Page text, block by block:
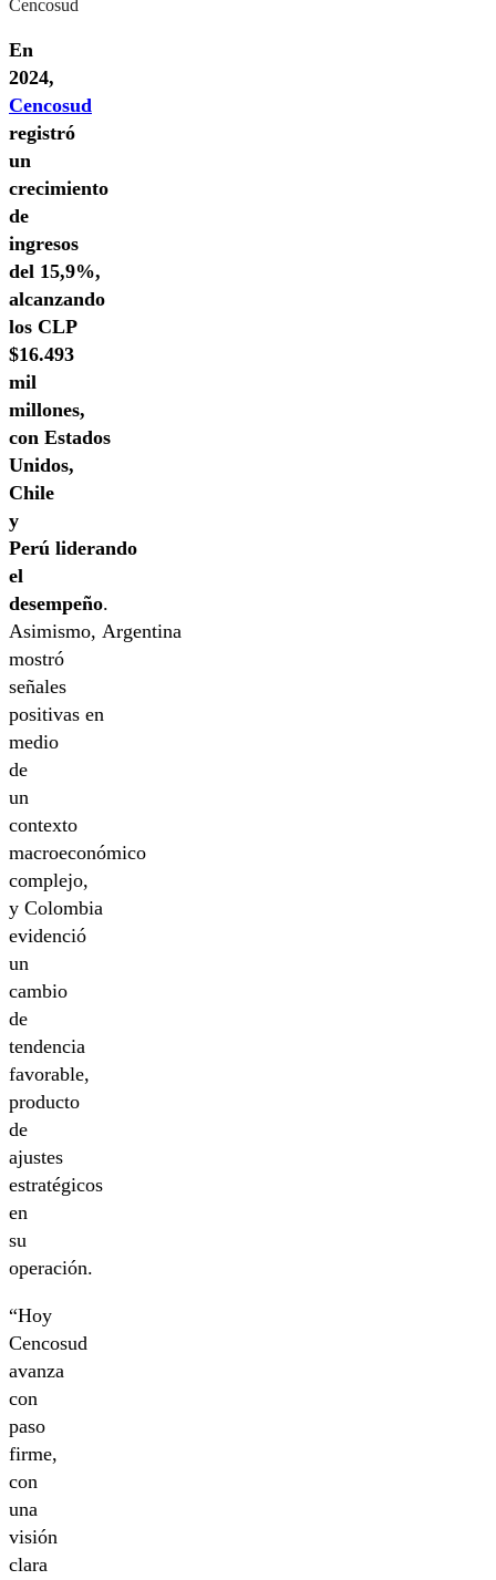
Cencosud
En
2024,
Cencosud
registró
un
crecimiento
de
ingresos
del 15,9%,
alcanzando
los CLP
$16.493
mil
millones,
con Estados
Unidos,
Chile
y
Perú liderando
el
desempeño.
Asimismo, Argentina
mostró
señales
positivas en
medio
de
un
contexto
macroeconómico
complejo,
y Colombia
evidenció
un
cambio
de
tendencia
favorable,
producto
de
ajustes
estratégicos
en
su
operación.
“Hoy
Cencosud
avanza
con
paso
firme,
con
una
visión
clara